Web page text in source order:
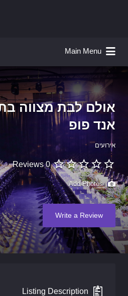
Main Menu
אולם לבת מצווה
אנד פופ
אירועים
0 Reviews
Add Photos
Write a Review
Listing Description